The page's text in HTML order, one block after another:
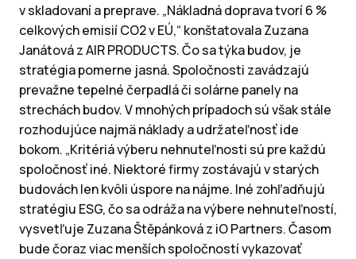
v skladovaní a preprave. „Nákladná doprava tvorí 6 %
celkových emisií CO2 v EÚ,“ konštatovala Zuzana
Janátová z AIR PRODUCTS. Čo sa týka budov, je
stratégia pomerne jasná. Spoločnosti zavádzajú
prevažne tepelné čerpadlá či solárne panely na
strechách budov. V mnohých prípadoch sú však stále
rozhodujúce najmä náklady a udržateľnosť ide
bokom. „Kritériá výberu nehnuteľnosti sú pre každú
spoločnosť iné. Niektoré firmy zostávajú v starých
budovách len kvôli úspore na nájme. Iné zohľadňujú
stratégiu ESG, čo sa odráža na výbere nehnuteľností,
vysvetľuje Zuzana Štěpánková z iO Partners. Časom
bude čoraz viac menších spoločností vykazovať